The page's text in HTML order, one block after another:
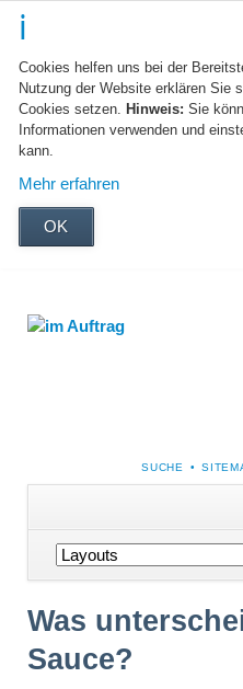
Cookies helfen uns bei der
Nutzung der Website erklären Sie
Cookies setzen. Hinweis: Sie
Informationen verwenden und
kann.
Mehr erfahren
OK
NAVIGATION
ÜBERSPRINGEN
SUCHE
Navigation
überspringen
Was
Sauce?